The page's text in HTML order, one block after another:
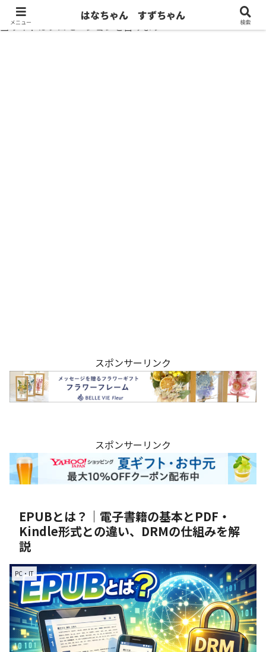
当サイトはプロモーションを含みます
スポンサーリンク
スポンサーリンク
EPUBとは？｜電子書籍の基本とPDF・
Kindle形式との違い、DRMの仕組みを解
説
PC・IT
メニュー
はなちゃん すずちゃん
検索